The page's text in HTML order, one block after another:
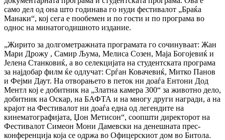
само дел од она што годинава го нуди фестивалот „Браќа
Манаки“, кој сега е пообемен и по гости и по програма во
однос на минатогодишното издание.
„Жирито за долгометражната програмата го сочинуваат: Жан
Мари Дрожу , Самир Љума, Мелиса Созен, Маја Богојевиќ и
Јелена Станковиќ, а во селекцијата на студентската програма
за најдобар филм ќе одлучат: Срѓан Ковачевиќ, Митко Панов
и Фејми Даут. На отворањето в петок ни доаѓа Ентони Дод
Ментл кој е добитник на „Златна камера 300“ за животно дело,
добитник на Оскар, на БАФТА и на многу други награди, а на
крајот на Фестивалот ни доаѓа една од легендите на
кинематографијата, Џон Метисон“, соопшти директорот на
Фестивалот Симеон Мони Дамевски на денешната прес-
конференција која се одржа во Офицерскиот дом во Битола.